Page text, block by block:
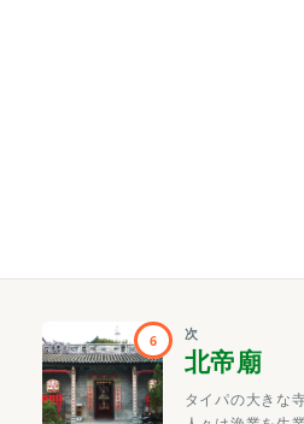
6 次
北帝廟
タイパの大きな